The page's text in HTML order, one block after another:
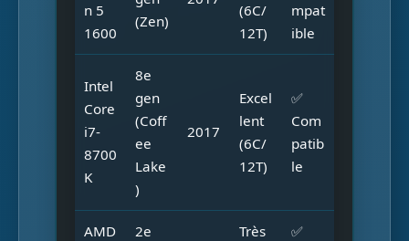
n 5
1600
(Zen)
(6C/
12T)
mpat
ible
Intel
Core
i7-
8700
K
8e
gen
(Coff
ee
Lake
)
2017
Excel
lent
(6C/
12T)
✅
Com
patib
le
AMD
2e
Très
✅